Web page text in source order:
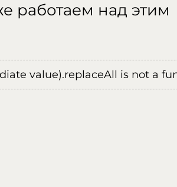
работаем над этим
value).replaceAll is not a